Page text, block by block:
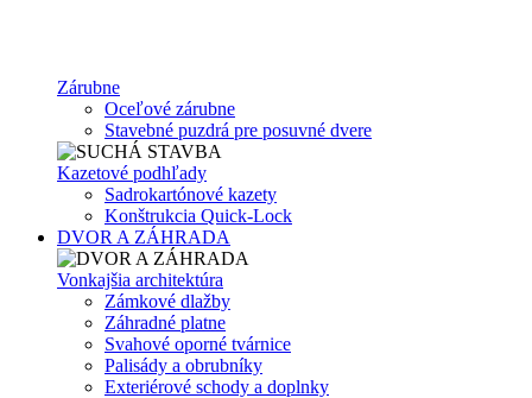
Zárubne
Oceľové zárubne
Stavebné puzdrá pre posuvné dvere
Kazetové podhľady
Sadrokartónové kazety
Konštrukcia Quick-Lock
DVOR A ZÁHRADA
Vonkajšia architektúra
Zámkové dlažby
Záhradné platne
Svahové oporné tvárnice
Palisády a obrubníky
Exteriérové schody a doplnky